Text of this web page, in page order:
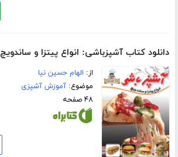
دانلود کتاب آشپزباشی: انواع پیتزا و ساندویچ
از: الهام حسین نیا
موضوع:آموزش آشپزی
۴۸ صفحه